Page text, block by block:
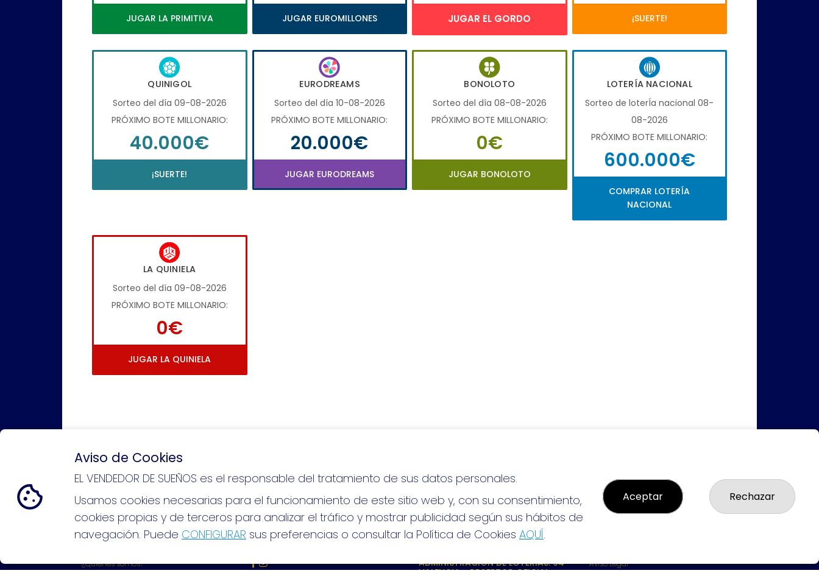
JUGAR LA PRIMITIVA JUGAR EUROMILLONES JUGAR EL GORDO ¡SUERTE!
QUINIGOL
Sorteo del día 09-08-2026
PRÓXIMO BOTE MILLONARIO:
40.000€
¡SUERTE!
EURODREAMS
Sorteo del día 10-08-2026
PRÓXIMO BOTE MILLONARIO:
20.000€
JUGAR EURODREAMS
BONOLOTO
Sorteo del día 08-08-2026
PRÓXIMO BOTE MILLONARIO:
0€
JUGAR BONOLOTO
LOTERÍA NACIONAL
Sorteo de loterÍa nacional 08-
08-2026
PRÓXIMO BOTE MILLONARIO:
600.000€
COMPRAR LOTERÍA
NACIONAL
LA QUINIELA
Sorteo del día 09-08-2026
PRÓXIMO BOTE MILLONARIO:
0€
JUGAR LA QUINIELA
Si puedes soñarlo, puedes hacerlo, ¡mucha suerte!
EL VENDEDOR DE SUEÑOS
¿Quiénes somos?
REDES SOCIALES
ADMINISTRACION DE LOTERIAS: 94-
VALENCIA - RECEPTOR OFICIAL:
Aviso Legal
Aviso de Cookies
EL VENDEDOR DE SUEÑOS es el responsable del tratamiento de sus datos personales.
Usamos cookies necesarias para el funcionamiento de este sitio web y, con su consentimiento,
cookies propias y de terceros para analizar el tráfico y mostrar publicidad según sus hábitos de
navegación. Puede CONFIGURAR sus preferencias o consultar la Política de Cookies AQUÍ.
Aceptar Rechazar